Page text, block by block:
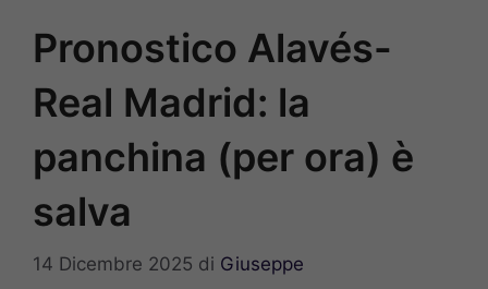
Pronostico Alavés-
Real Madrid: la
panchina (per ora) è
salva
14 Dicembre 2025 di Giuseppe